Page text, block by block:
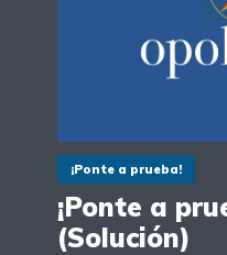
¡Ponte a prueba!
¡Ponte a
(Solución)